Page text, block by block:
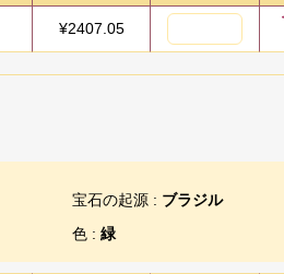
¥2407.05
宝石の起源 : ブラジル
色 : 緑